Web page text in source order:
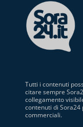
Tutti i contenuti
citare sempre
collegamento
contenuti di Sora24
commerciali.